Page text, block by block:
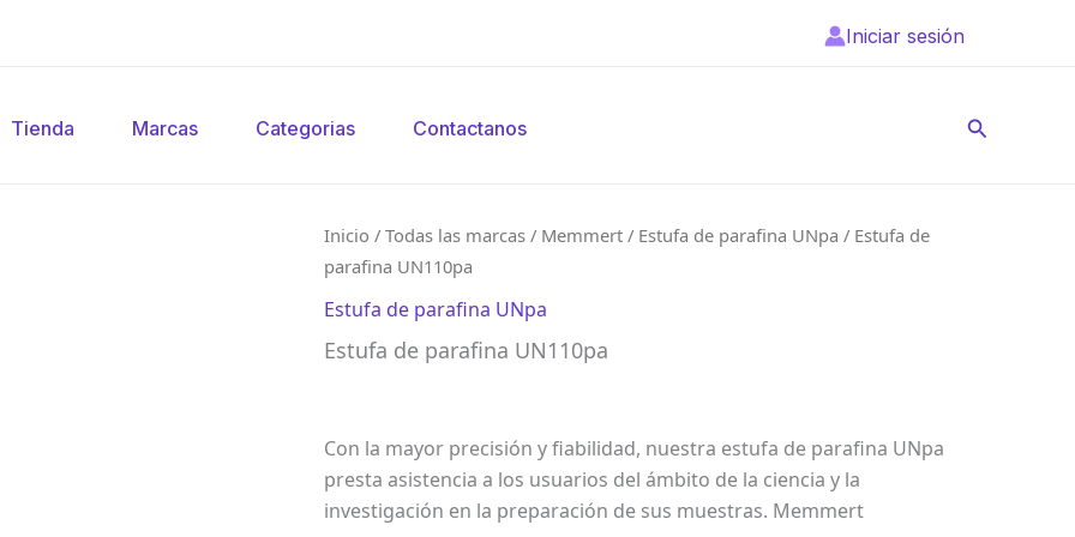
Iniciar sesión
Tienda Marcas Categorias Contactanos Buscar
Inicio /Todas las marcas / Memmert / Estufa de parafina UNpa / Estufa de
parafina UN110pa
Estufa de parafina UNpa
Estufa de parafina UN110pa
Con la mayor precisión y fiabilidad, nuestra estufa de parafina UNpa
presta asistencia a los usuarios del ámbito de la ciencia y la
investigación en la preparación de sus muestras. Memmert